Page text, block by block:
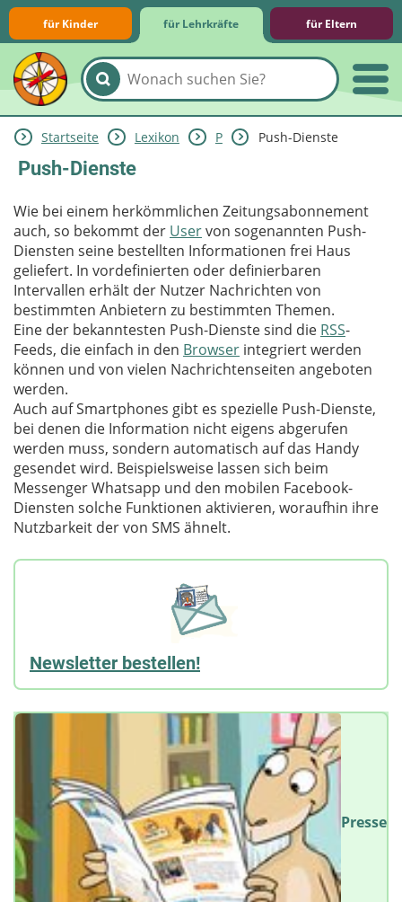
für Kinder für Lehrkräfte für Eltern
Lernmodule
Unterrichts­materialien
Internet-ABC-Schule
Praxishilfen
Aktuelles
Startseite Lexikon P Push-Dienste
Push-Dienste
Wie bei einem herkömmlichen Zeitungsabonnement
auch, so bekommt der Uservon sogenannten Push-
Diensten seine bestellten Informationen frei Haus
geliefert. In vordefinierten oder definierbaren
Intervallen erhält der Nutzer Nachrichten von
bestimmten Anbietern zu bestimmten Themen.
Eine der bekanntesten Push-Dienste sind die RSS-
Feeds, die einfach in den Browser integriert werden
können und von vielen Nachrichtenseiten angeboten
werden.
Auch auf Smartphones gibt es spezielle Push-Dienste,
bei denen die Information nicht eigens abgerufen
werden muss, sondern automatisch auf das Handy
gesendet wird. Beispielsweise lassen sich beim
Messenger Whatsapp und den mobilen Facebook-
Diensten solche Funktionen aktivieren, woraufhin ihre
Nutzbarkeit der von SMS ähnelt.
Newsletter bestellen!
Presse